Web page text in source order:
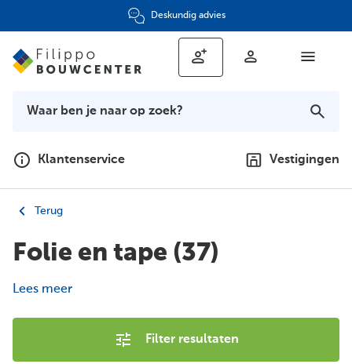
Deskundig advies
Klantenservice Vestigingen
Terug
Folie en tape (37)
Lees meer
Filter resultaten